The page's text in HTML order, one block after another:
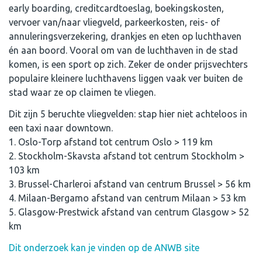
early boarding, creditcardtoeslag, boekingskosten,
vervoer van/naar vliegveld, parkeerkosten, reis- of
annuleringsverzekering, drankjes en eten op luchthaven
én aan boord. Vooral om van de luchthaven in de stad
komen, is een sport op zich. Zeker de onder prijsvechters
populaire kleinere luchthavens liggen vaak ver buiten de
stad waar ze op claimen te vliegen.
Dit zijn 5 beruchte vliegvelden: stap hier niet achteloos in
een taxi naar downtown.
1. Oslo-Torp afstand tot centrum Oslo > 119 km
2. Stockholm-Skavsta afstand tot centrum Stockholm >
103 km
3. Brussel-Charleroi afstand van centrum Brussel > 56 km
4. Milaan-Bergamo afstand van centrum Milaan > 53 km
5. Glasgow-Prestwick afstand van centrum Glasgow > 52
km
Dit onderzoek kan je vinden op de ANWB site